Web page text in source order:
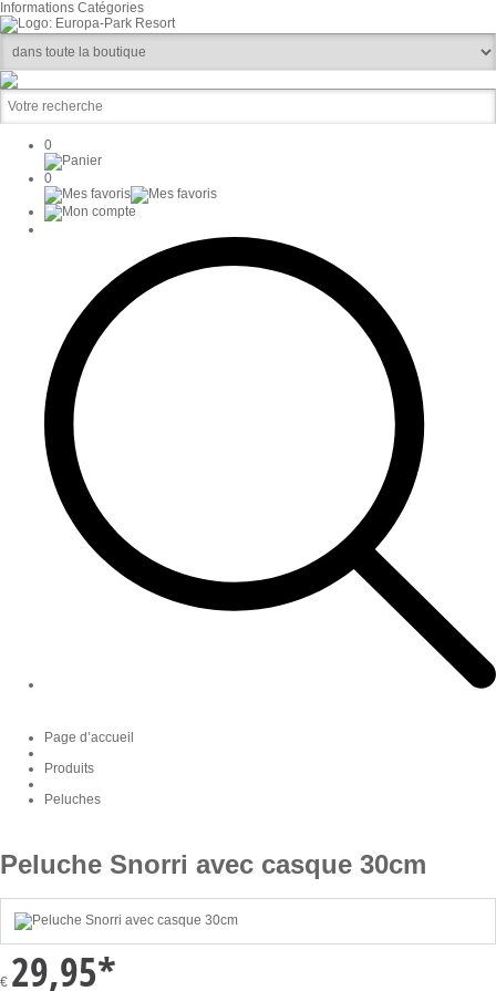
Informations Catégories
0
0
Page d’accueil
Produits
Peluches
Peluche Snorri avec casque 30cm
€ 29,95*